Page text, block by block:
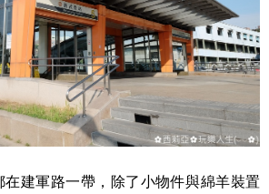
建軍路一帶，除了小物件與綿羊裝置